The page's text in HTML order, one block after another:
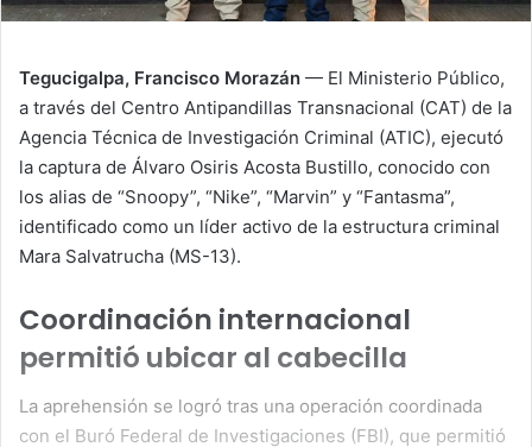
Tegucigalpa, Francisco Morazán — El Ministerio Público,
a través del Centro Antipandillas Transnacional (CAT) de la
Agencia Técnica de Investigación Criminal (ATIC), ejecutó
la captura de Álvaro Osiris Acosta Bustillo, conocido con
los alias de “Snoopy”, “Nike”, “Marvin” y “Fantasma”,
identificado como un líder activo de la estructura criminal
Mara Salvatrucha (MS-13).
Coordinación internacional
permitió ubicar al cabecilla
La aprehensión se logró tras una operación coordinada
con el Buró Federal de Investigaciones (FBI), que permitió